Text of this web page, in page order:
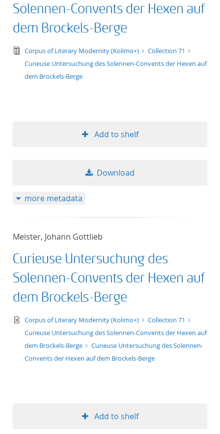
Solennen-Convents der Hexen auf
dem Brockels-Berge
text/tg.edition+tg.aggregation+xml
Corpus of Literary Modernity (Kolimo+)
Collection 71
Curieuse Untersuchung des Solennen-Convents der Hexen auf
dem Brockels-Berge
Add to shelf
Download
more metadata
Meister, Johann Gottlieb
Curieuse Untersuchung des
Solennen-Convents der Hexen auf
dem Brockels-Berge
text/xml
Corpus of Literary Modernity (Kolimo+)
Collection 71
Curieuse Untersuchung des Solennen-Convents der Hexen auf
dem Brockels-Berge
Curieuse Untersuchung des Solennen-
Convents der Hexen auf dem Brockels-Berge
Add to shelf